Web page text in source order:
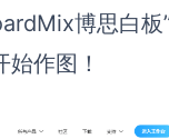
UML图
数据流图
博思白板
作图！